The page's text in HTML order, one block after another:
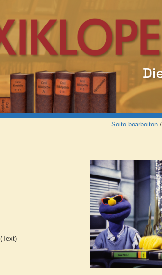
Seite bearbeiten /
(Text)